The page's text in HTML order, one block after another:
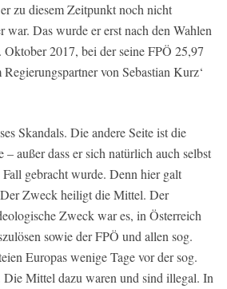
zu diesem Zeitpunkt noch nicht
Das wurde er erst nach den Wahlen
2017, bei der seine FPÖ 25,97
von Sebastian Kurz‘
Skandals. Die andere Seite ist die
außer dass er sich natürlich auch selbst
gebracht wurde. Denn hier galt
Zweck heiligt die Mittel. Der
Zweck war es, in Österreich
sowie der FPÖ und allen sog.
Europas wenige Tage vor der sog.
Die Mittel dazu waren und sind illegal. In